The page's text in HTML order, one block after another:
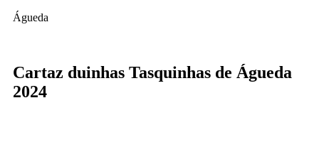
Águeda
Cartaz duinhas Tasquinhas de Águeda
2024